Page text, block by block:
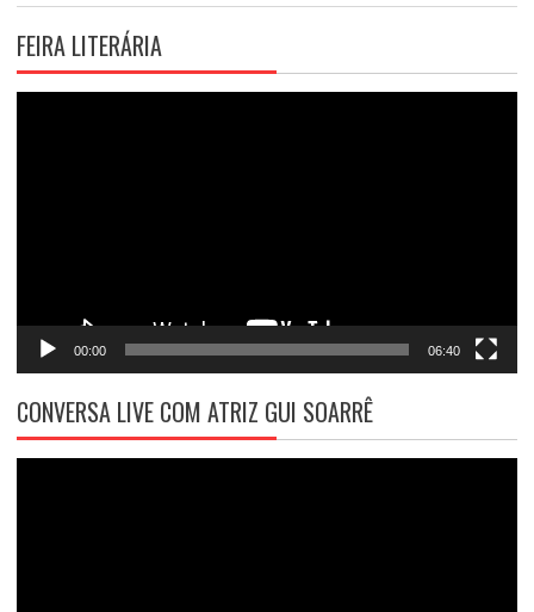
FEIRA LITERÁRIA
00:00 06:40
CONVERSA LIVE COM ATRIZ GUI SOARRÊ